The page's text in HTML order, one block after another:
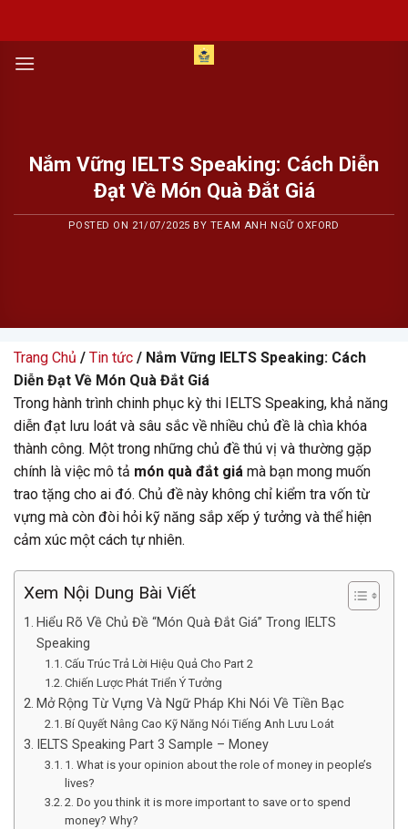
content
Nắm Vững IELTS Speaking: Cách Diễn
Đạt Về Món Quà Đắt Giá
POSTED ON 21/07/2025 BY TEAM ANH NGỮ OXFORD
Trang Chủ / Tin tức / Nắm Vững IELTS Speaking: Cách
Diễn Đạt Về Món Quà Đắt Giá
Trong hành trình chinh phục kỳ thi IELTS Speaking, khả năng
diễn đạt lưu loát và sâu sắc về nhiều chủ đề là chìa khóa
thành công. Một trong những chủ đề thú vị và thường gặp
chính là việc mô tả món quà đắt giá mà bạn mong muốn
trao tặng cho ai đó. Chủ đề này không chỉ kiểm tra vốn từ
vựng mà còn đòi hỏi kỹ năng sắp xếp ý tưởng và thể hiện
cảm xúc một cách tự nhiên.
Xem Nội Dung Bài Viết
Hiểu Rõ Về Chủ Đề “Món Quà Đắt Giá” Trong IELTS
Speaking
Cấu Trúc Trả Lời Hiệu Quả Cho Part 2
Chiến Lược Phát Triển Ý Tưởng
Mở Rộng Từ Vựng Và Ngữ Pháp Khi Nói Về Tiền Bạc
Bí Quyết Nâng Cao Kỹ Năng Nói Tiếng Anh Lưu Loát
IELTS Speaking Part 3 Sample – Money
1. What is your opinion about the role of money in people’s
lives?
2. Do you think it is more important to save or to spend
money? Why?